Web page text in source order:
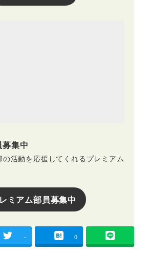
集中
活動を応援してくれるプレミアム
ミアム部員募集中
- 0